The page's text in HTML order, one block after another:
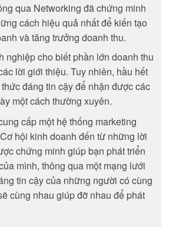
qua Networking đã chứng minh
cách hiệu quả nhất để kiến tạo
và tăng trưởng doanh thu.
nghiệp cho biết phần lớn doanh thu
lời giới thiệu. Tuy nhiên, hầu hết
đáng tin cậy để nhận được các
một cách thường xuyên.
cấp một hệ thống marketing
hội kinh doanh đến từ những lời
chứng minh giúp bạn phát triển
mình, thông qua một mạng lưới
tin cậy của những người có cùng
cùng nhau giúp đỡ nhau để phát